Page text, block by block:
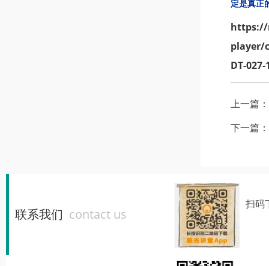
定是真正
https://
player/
DT-
上一篇：
下一篇：
联系我们 contact us
扫码